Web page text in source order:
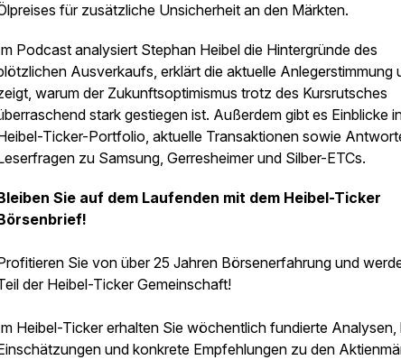
für zusätzliche Unsicherheit an den Märkten.
Podcast analysiert Stephan Heibel die Hintergründe des
Ausverkaufs, erklärt die aktuelle Anlegerstimmung
warum der Zukunftsoptimismus trotz des Kursrutsches
stark gestiegen ist. Außerdem gibt es Einblicke
Ticker-Portfolio, aktuelle Transaktionen sowie
zu Samsung, Gerresheimer und Silber-ETCs.
Sie auf dem Laufenden mit dem Heibel-Ticker
Sie von über 25 Jahren Börsenerfahrung und
der Heibel-Ticker Gemeinschaft!
Heibel-Ticker erhalten Sie wöchentlich fundierte Analysen,
und konkrete Empfehlungen zu den